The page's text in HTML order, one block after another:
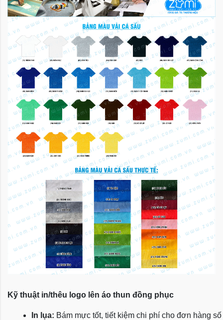
Kỹ thuật in/thêu logo lên áo thun đồng phục
In lụa: Bám mực tốt, tiết kiệm chi phí cho đơn hàng